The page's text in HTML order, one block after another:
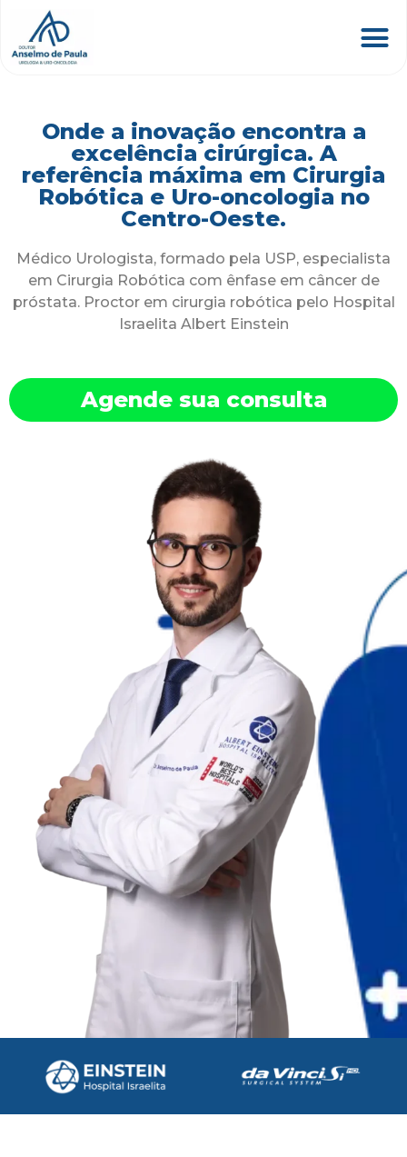
Onde a inovação encontra a
excelência cirúrgica. A
referência máxima em Cirurgia
Robótica e Uro-oncologia no
Centro-Oeste.
Médico Urologista, formado pela USP, especialista
em Cirurgia Robótica com ênfase em câncer de
próstata. Proctor em cirurgia robótica pelo Hospital
Israelita Albert Einstein
Agende sua consulta